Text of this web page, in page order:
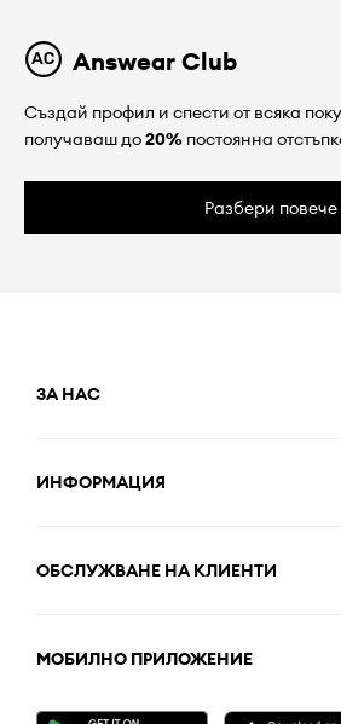
Answear Club
Създай профил и спести от всяка
получаваш до20% постоянна
Разбери повече
ЗА НАС
ИНФОРМАЦИЯ
ОБСЛУЖВАНЕ НА КЛИЕНТИ
МОБИЛНО ПРИЛОЖЕНИЕ